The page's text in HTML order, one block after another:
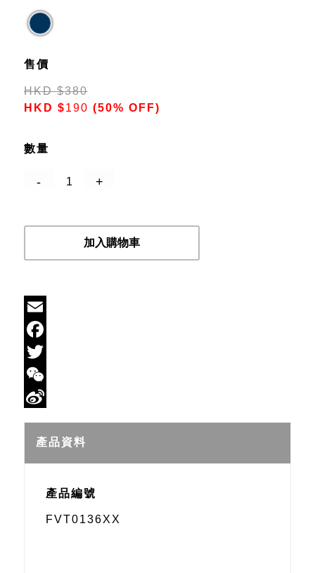
售價
HKD$380
HKD $190 (50% OFF)
數量
加入購物車
Email
Facebook
Twitter
WeChat
Weibo
產品資料
產品編號
FVT0136XX